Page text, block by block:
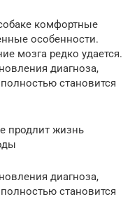
комфортные
особенности.
мозга редко удается.
диагноза,
становится
продлит жизнь
диагноза,
становится